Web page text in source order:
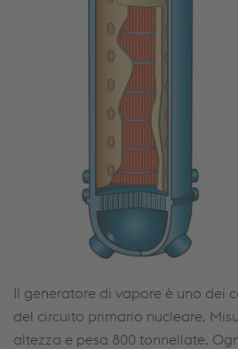
Il generatore di vapore è uno dei
del circuito primario nucleare.
altezza e pesa 800 tonnellate.